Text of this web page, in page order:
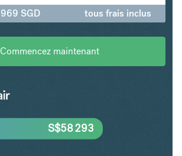
SGD tous frais inclus
Commencez maintenant
S$58 293